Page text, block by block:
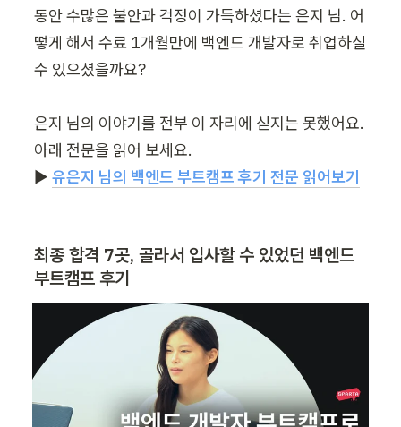
동안 수많은 불안과 걱정이 가득하셨다는 은지 님. 어
떻게 해서 수료 1개월만에 백엔드 개발자로 취업하실
수 있으셨을까요?
은지 님의 이야기를 전부 이 자리에 싣지는 못했어요.
아래 전문을 읽어 보세요.
▶︎ 유은지 님의 백엔드 부트캠프 후기 전문 읽어보기
최종 합격 7곳, 골라서 입사할 수 있었던 백엔드
부트캠프 후기